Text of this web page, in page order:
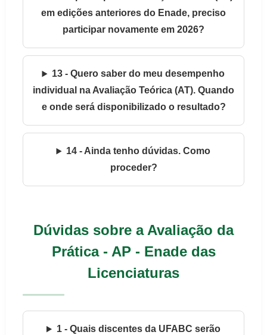
em edições anteriores do Enade, preciso
participar novamente em 2026?
13 - Quero saber do meu desempenho
individual na Avaliação Teórica (AT). Quando
e onde será disponibilizado o resultado?
14 - Ainda tenho dúvidas. Como
proceder?
Dúvidas sobre a Avaliação da
Prática - AP - Enade das
Licenciaturas
1 - Quais discentes da UFABC serão